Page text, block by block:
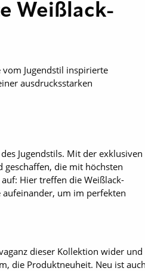
Weißlack-
Jugendstil inspirierte
ausdrucksstarken
Jugendstils. Mit der exklusiven
geschaffen, die mit höchsten
Hier treffen die Weißlack-
aufeinander, um im perfekten
dieser Kollektion wider und
die Produktneuheit. Neu ist auch